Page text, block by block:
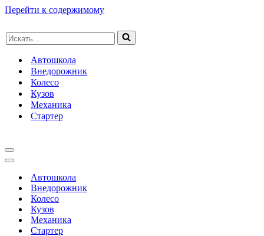
Перейти к содержимому
Искать...
Автошкола
Внедорожник
Колесо
Кузов
Механика
Стартер
Меню
навигации
Меню
навигацииАвтошкола
Внедорожник
Колесо
Кузов
Механика
Стартер